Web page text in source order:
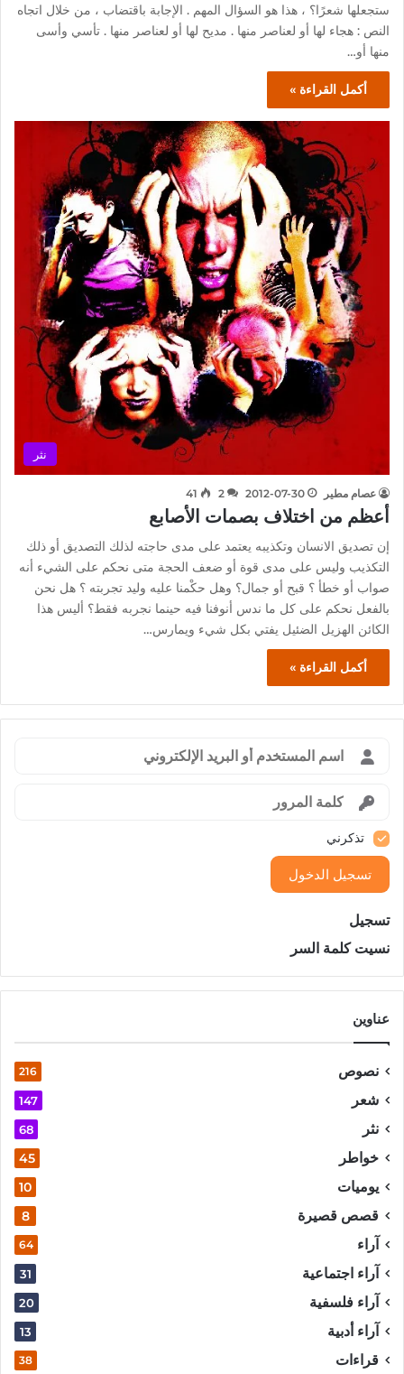
ستجعلها شعرًا؟ ، هذا هو السؤال المهم . الإجابة باقتضاب ، من خلال اتجاه
النص : هجاء لها أو لعناصر منها . مديح لها أو لعناصر منها . تأسي وأسى
منها أو…
أكمل القراءة »
نثر
عصام مطير 2012-07-30
2
41
أعظم من اختلاف بصمات الأصابع
إن تصديق الانسان وتكذيبه يعتمد على مدى حاجته لذلك التصديق أو ذلك
التكذيب وليس على مدى قوة أو ضعف الحجة متى نحكم على الشيء أنه
صواب أو خطأ ؟ قبح أو جمال؟ وهل حكْمنا عليه وليد تجربته ؟ هل نحن
بالفعل نحكم على كل ما ندس أنوفنا فيه حينما نجربه فقط؟ أليس هذا
الكائن الهزيل الضئيل يفتي بكل شيء ويمارس…
أكمل القراءة »
تذكرني
تسجيل الدخول
تسجيل
نسيت كلمة السر
عناوين
نصوص 216
شعر 147
نثر 68
خواطر 45
يوميات 10
قصص قصيرة 8
آراء 64
آراء اجتماعية 31
آراء فلسفية 20
آراء أدبية 13
قراءات 38